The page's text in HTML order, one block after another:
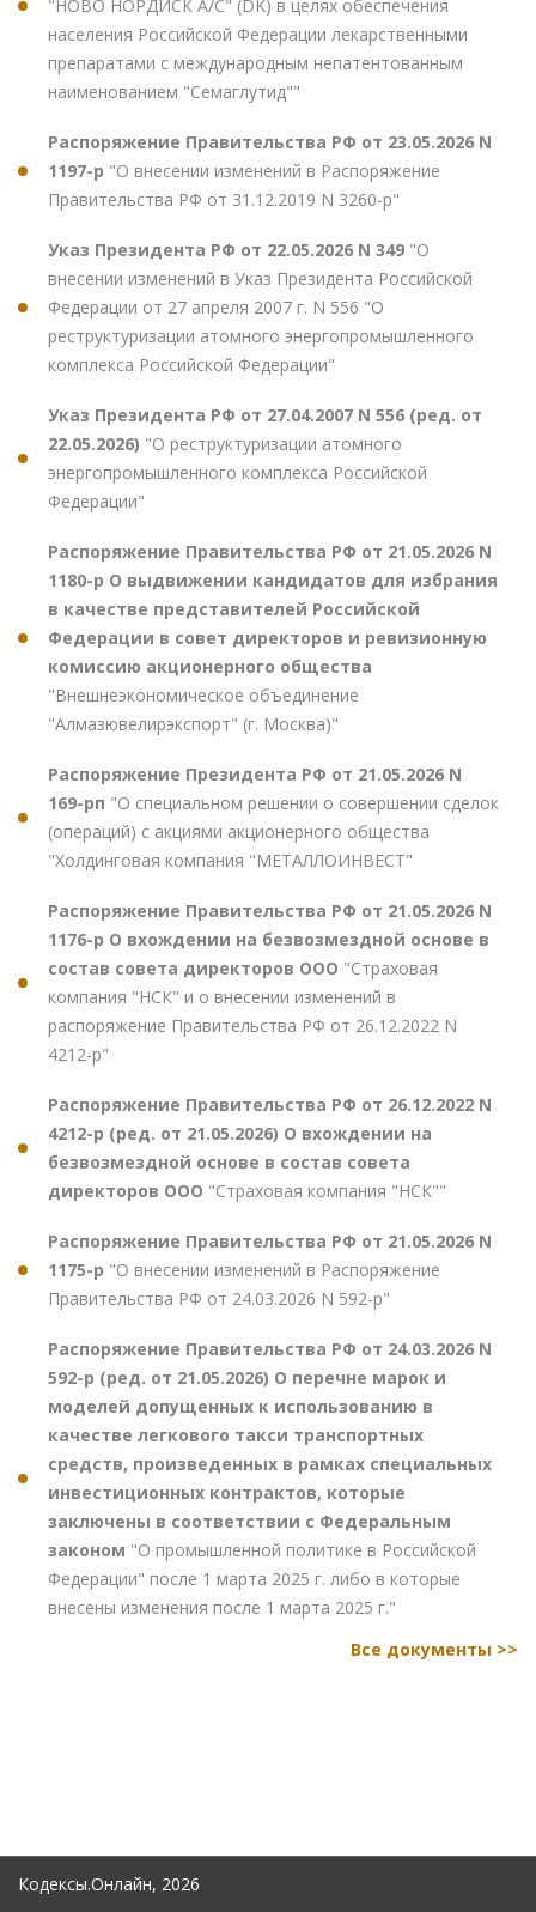
"НОВО НОРДИСК А/С" (DK) в целях обеспечения
населения Российской Федерации лекарственными
препаратами с международным непатентованным
наименованием "Семаглутид""
Распоряжение Правительства РФ от 23.05.2026 N
1197-р "О внесении изменений в Распоряжение
Правительства РФ от 31.12.2019 N 3260-р"
Указ Президента РФ от 22.05.2026 N 349 "О
внесении изменений в Указ Президента Российской
Федерации от 27 апреля 2007 г. N 556 "О
реструктуризации атомного энергопромышленного
комплекса Российской Федерации"
Указ Президента РФ от 27.04.2007 N 556 (ред. от
22.05.2026) "О реструктуризации атомного
энергопромышленного комплекса Российской
Федерации"
Распоряжение Правительства РФ от 21.05.2026 N
1180-р О выдвижении кандидатов для избрания
в качестве представителей Российской
Федерации в совет директоров и ревизионную
комиссию акционерного общества
"Внешнеэкономическое объединение
"Алмазювелирэкспорт" (г. Москва)"
Распоряжение Президента РФ от 21.05.2026 N
169-рп "О специальном решении о совершении сделок
(операций) с акциями акционерного общества
"Холдинговая компания "МЕТАЛЛОИНВЕСТ"
Распоряжение Правительства РФ от 21.05.2026 N
1176-р О вхождении на безвозмездной основе в
состав совета директоров ООО "Страховая
компания "НСК" и о внесении изменений в
распоряжение Правительства РФ от 26.12.2022 N
4212-р"
Распоряжение Правительства РФ от 26.12.2022 N
4212-р (ред. от 21.05.2026) О вхождении на
безвозмездной основе в состав совета
директоров ООО "Страховая компания "НСК""
Распоряжение Правительства РФ от 21.05.2026 N
1175-р "О внесении изменений в Распоряжение
Правительства РФ от 24.03.2026 N 592-р"
Распоряжение Правительства РФ от 24.03.2026 N
592-р (ред. от 21.05.2026) О перечне марок и
моделей допущенных к использованию в
качестве легкового такси транспортных
средств, произведенных в рамках специальных
инвестиционных контрактов, которые
заключены в соответствии с Федеральным
законом "О промышленной политике в Российской
Федерации" после 1 марта 2025 г. либо в которые
внесены изменения после 1 марта 2025 г."
Все документы >>
Кодексы.Онлайн, 2026